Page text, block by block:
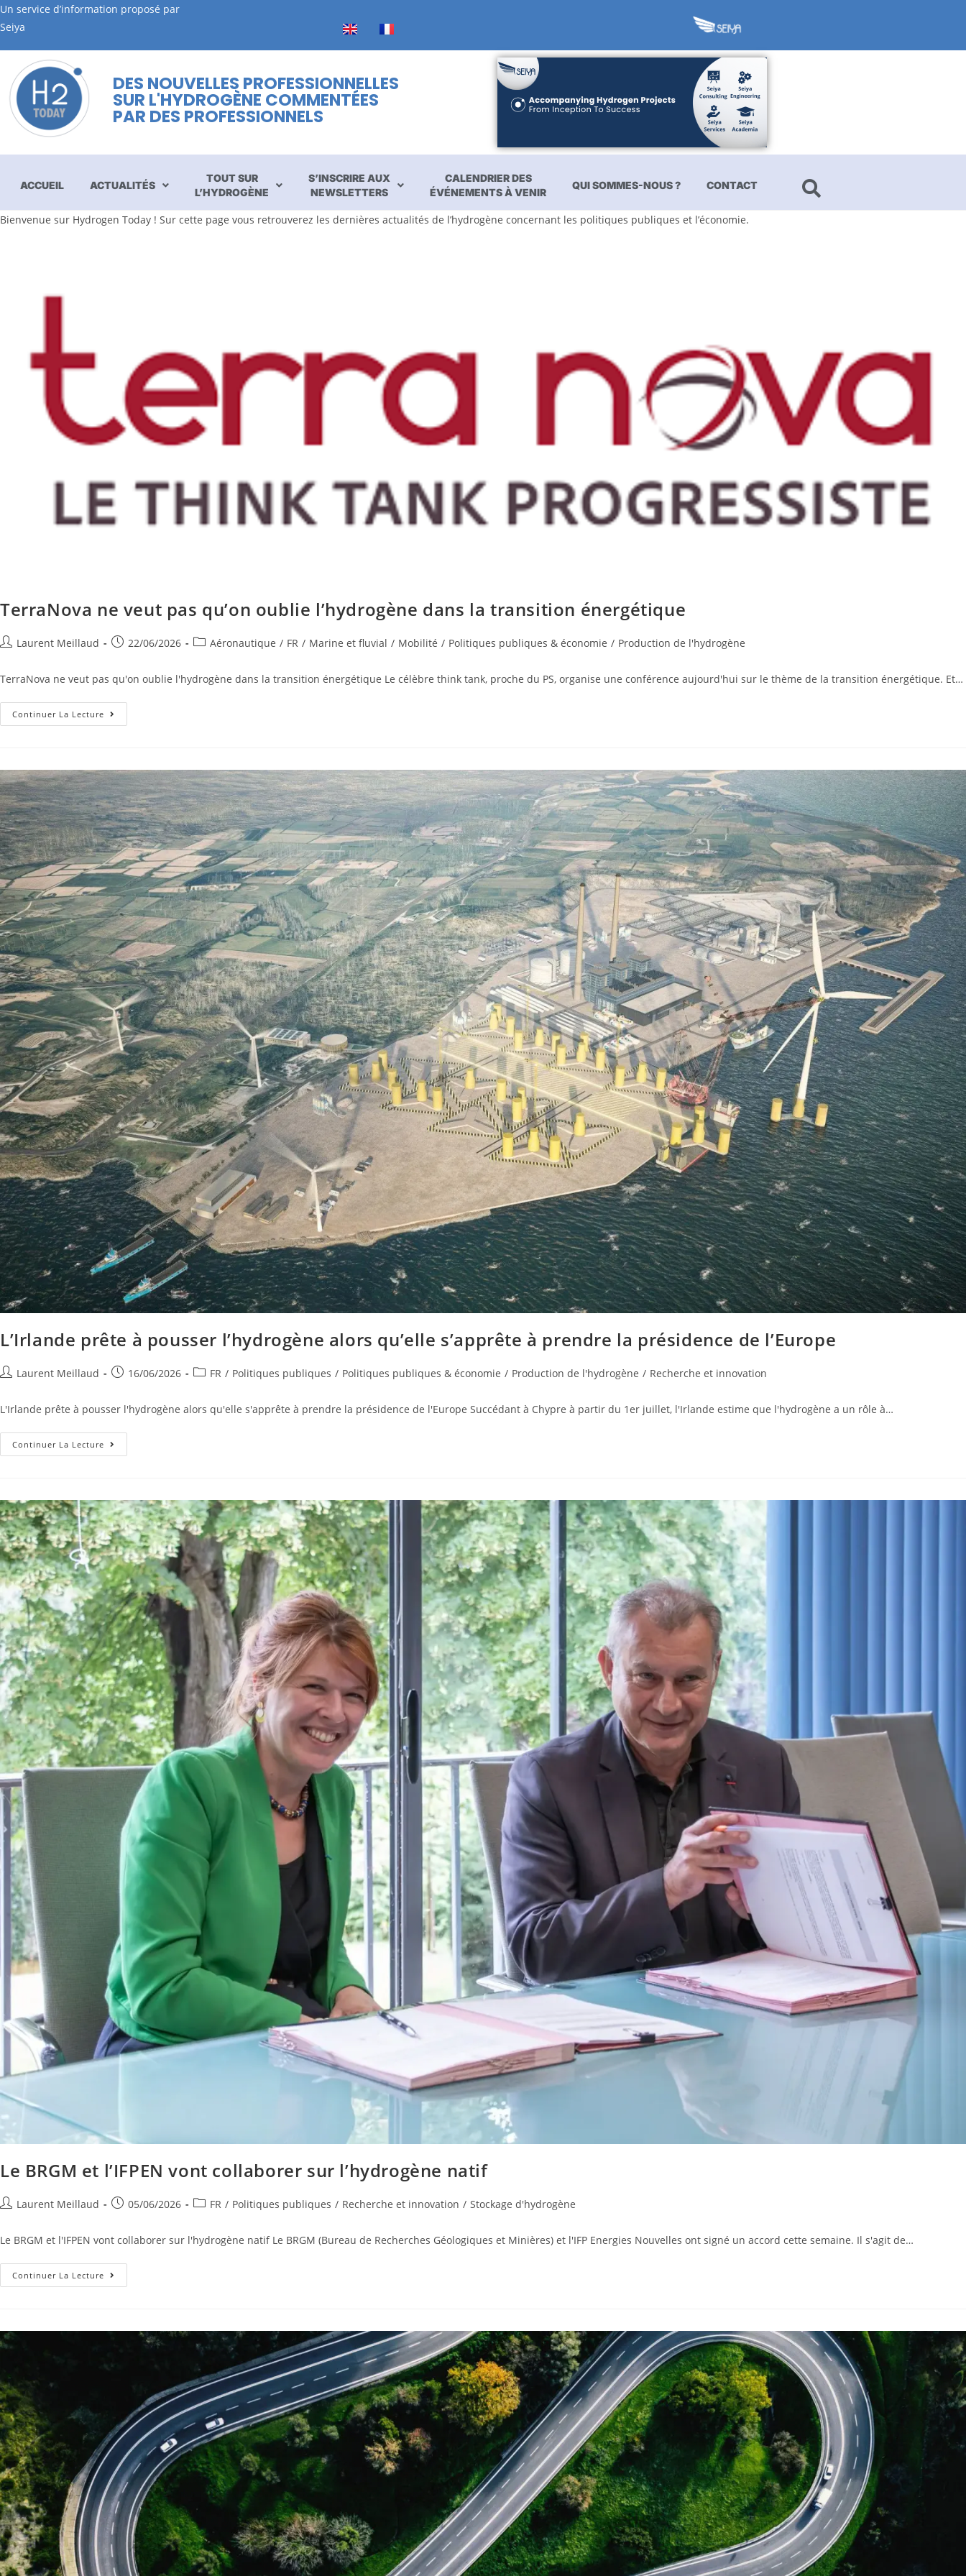
Un service d’information proposé par
Seiya
DES NOUVELLES PROFESSIONNELLES
SUR L'HYDROGÈNE COMMENTÉES
PAR DES PROFESSIONNELS
ACCUEIL ACTUALITÉS
TOUT SUR
L’HYDROGÈNE
S’INSCRIRE AUX
NEWSLETTERS
CALENDRIER DES
ÉVÉNEMENTS À VENIR
QUI SOMMES-NOUS ? CONTACT
Bienvenue sur Hydrogen Today ! Sur cette page vous retrouverez les dernières actualités de l’hydrogène concernant les politiques publiques et l’économie.
TerraNova ne veut pas qu’on oublie l’hydrogène dans la transition énergétique
Laurent Meillaud 22/06/2026 Aéronautique / FR / Marine et fluvial / Mobilité / Politiques publiques & économie / Production de l'hydrogène
TerraNova ne veut pas qu'on oublie l'hydrogène dans la transition énergétique Le célèbre think tank, proche du PS, organise une conférence aujourd'hui sur le thème de la transition énergétique. Et…
Continuer La Lecture
L’Irlande prête à pousser l’hydrogène alors qu’elle s’apprête à prendre la présidence de l’Europe
Laurent Meillaud 16/06/2026 FR / Politiques publiques / Politiques publiques & économie / Production de l'hydrogène / Recherche et innovation
L'Irlande prête à pousser l'hydrogène alors qu'elle s'apprête à prendre la présidence de l'Europe Succédant à Chypre à partir du 1er juillet, l'Irlande estime que l'hydrogène a un rôle à…
Continuer La Lecture
Le BRGM et l’IFPEN vont collaborer sur l’hydrogène natif
Laurent Meillaud 05/06/2026 FR / Politiques publiques / Recherche et innovation / Stockage d'hydrogène
Le BRGM et l'IFPEN vont collaborer sur l'hydrogène natif Le BRGM (Bureau de Recherches Géologiques et Minières) et l'IFP Energies Nouvelles ont signé un accord cette semaine. Il s'agit de…
Continuer La Lecture